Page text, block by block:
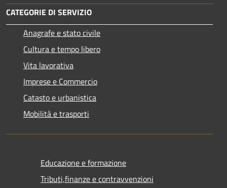
CATEGORIE DI SERVIZIO
Anagrafe e stato civile
Cultura e tempo libero
Vita lavorativa
Imprese e Commercio
Catasto e urbanistica
Mobilità e trasporti
Educazione e formazione
Tributi,finanze e contravvenzioni